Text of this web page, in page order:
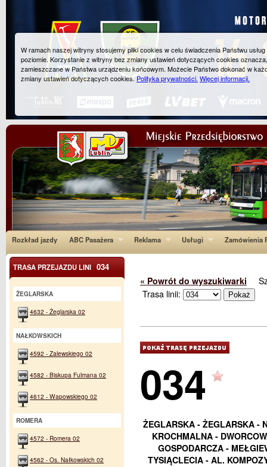
Rozkład jazdy ABC Pasażera Reklama Usługi Zamówienia
« Powrót do wyszukiwarki
Trasa linii:
034
ŻEGLARSKA - ŻEGLARSKA -
KROCHMALNA -
GOSPODARCZA -
TYSIĄCLECIA - AL.
TRASA PRZEJAZDU LINI 034
ŻEGLARSKA
4632 - Żeglarska 02
NAŁKOWSKICH
4592 - Zalewskiego 02
4582 - Biskupa Fulmana 02
4612 - Wapowskiego 02
ROMERA
4572 - Romera 02
4562 - Os. Nałkowskich 02
W ramach naszej witryny stosujemy pliki cookies w celu świadczenia Państwu
poziomie. Korzystanie z witryny bez zmiany ustawień dotyczących cookies
zamieszczane w Państwa urządzeniu końcowym. Możecie Państwo dokonać w
zmiany ustawień dotyczących cookies.Polityka prywatności. Więcej informacji.